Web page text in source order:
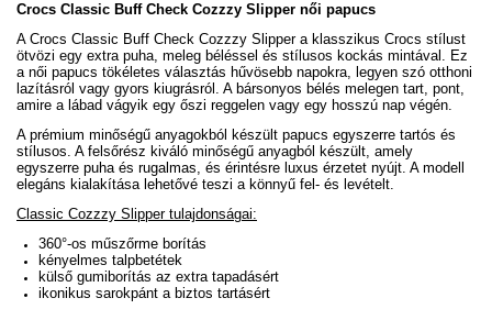
Crocs Classic Buff Check Cozzzy Slipper női papucs
A Crocs Classic Buff Check Cozzzy Slipper a klasszikus Crocs stílust
ötvözi egy extra puha, meleg béléssel és stílusos kockás mintával. Ez
a női papucs tökéletes választás hűvösebb napokra, legyen szó otthoni
lazításról vagy gyors kiugrásról. A bársonyos bélés melegen tart, pont,
amire a lábad vágyik egy őszi reggelen vagy egy hosszú nap végén.
A prémium minőségű anyagokból készült papucs egyszerre tartós és
stílusos. A felsőrész kiváló minőségű anyagból készült, amely
egyszerre puha és rugalmas, és érintésre luxus érzetet nyújt. A modell
elegáns kialakítása lehetővé teszi a könnyű fel- és levételt.
Classic Cozzzy Slipper tulajdonságai:
360°-os műszőrme borítás
kényelmes talpbetétek
külső gumiborítás az extra tapadásért
ikonikus sarokpánt a biztos tartásért